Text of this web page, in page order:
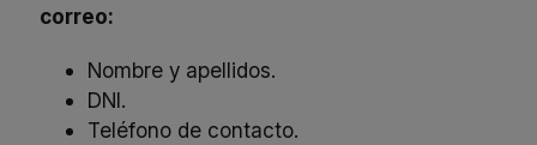
correo:
Nombre y apellidos.
DNI.
Teléfono de contacto.